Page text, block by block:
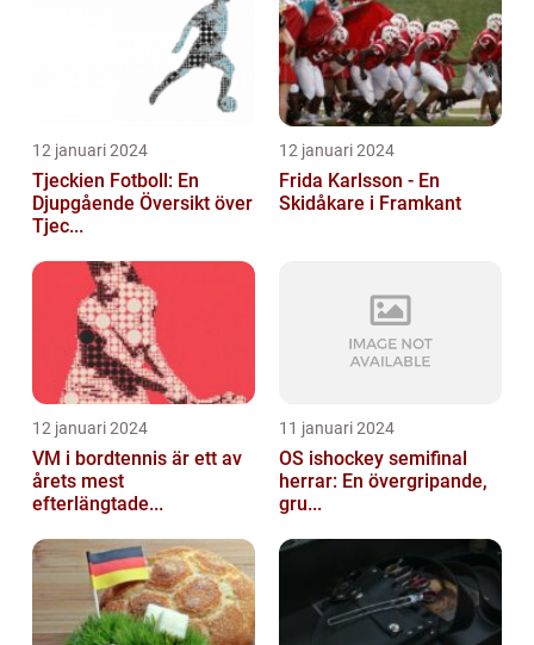
12 januari 2024
Tjeckien Fotboll: En
Djupgående Översikt över
Tjec...
12 januari 2024
Frida Karlsson - En
Skidåkare i Framkant
12 januari 2024
VM i bordtennis är ett av
årets mest
efterlängtade...
11 januari 2024
OS ishockey semifinal
herrar: En övergripande,
gru...